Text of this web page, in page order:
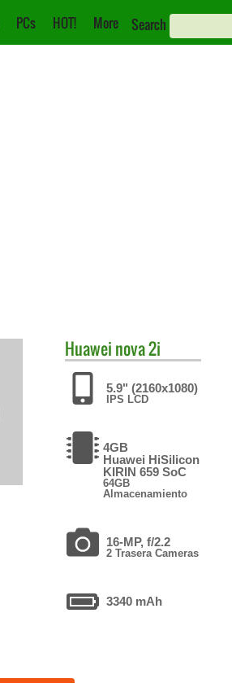
PCs HOT! More Search
Huawei nova 2i
5.9" (2160x1080)
IPS LCD
4GB
Huawei HiSilicon
KIRIN 659 SoC
64GB
Almacenamiento
16-MP, f/2.2
2 Trasera Cameras
3340 mAh